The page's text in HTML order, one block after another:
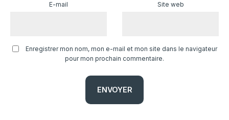
E-mail Site web
Enregistrer mon nom, mon e-mail et mon site dans le navigateur
pour mon prochain commentaire.